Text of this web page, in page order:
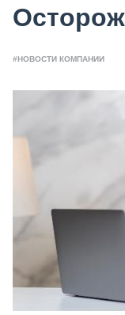
#НОВОСТИ КОМПАНИИ